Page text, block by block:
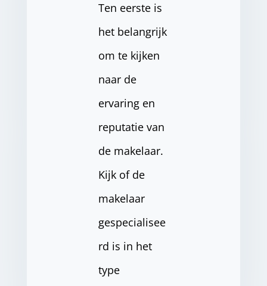
Ten eerste is
het belangrijk
om te kijken
naar de
ervaring en
reputatie van
de makelaar.
Kijk of de
makelaar
gespecialisee
rd is in het
type